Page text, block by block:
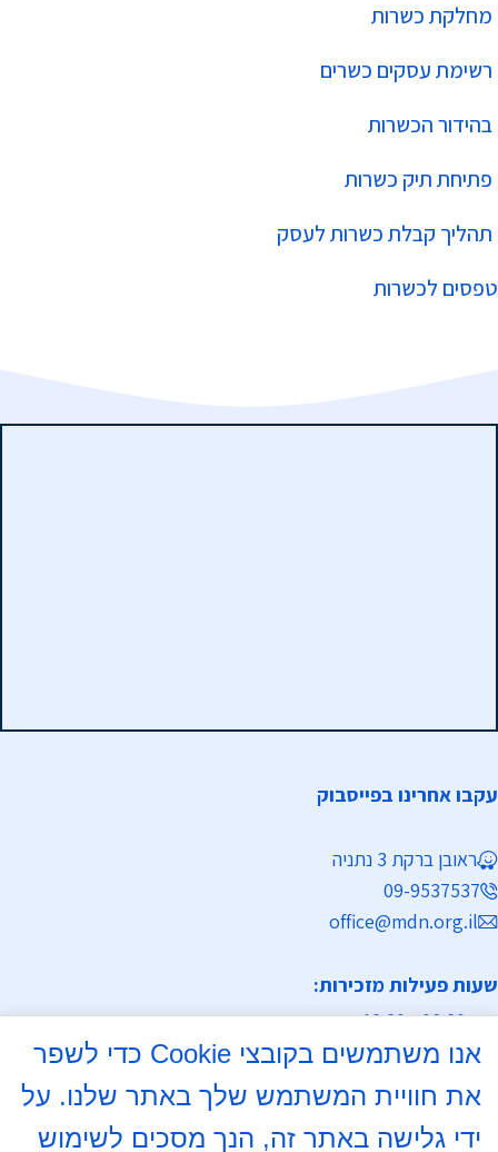
מחלקת כשרות
רשימת עסקים כשרים
בהידור הכשרות
פתיחת תיק כשרות
תהליך קבלת כשרות לעסק
טפסים לכשרות
עקבו אחרינו בפייסבוק
ראובן ברקת 3 נתניה
09-9537537
office@mdn.org.il
שעות פעילות מזכירות:
א-ה 08:30 - 12:30
א, ד 16:00- 18:00
אנו משתמשים בקובצי Cookie כדי לשפר
את חוויית המשתמש שלך באתר שלנו. על
ידי גלישה באתר זה, הנך מסכים לשימוש